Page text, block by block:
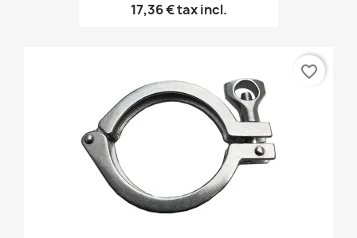
17,36 €tax incl.
favorite_border